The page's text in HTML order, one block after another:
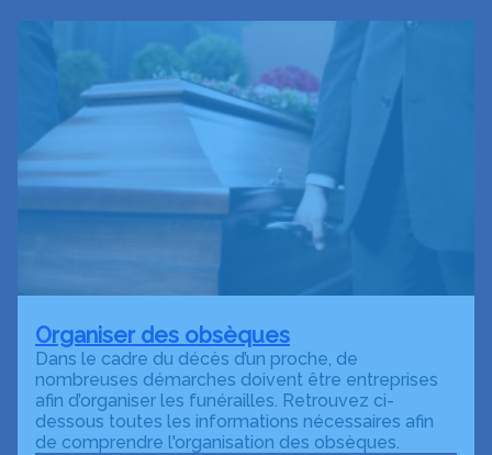
Organiser des obsèques
Dans le cadre du décès d’un proche, de
nombreuses démarches doivent être entreprises
afin d’organiser les funérailles. Retrouvez ci-
dessous toutes les informations nécessaires afin
de comprendre l'organisation des obsèques.